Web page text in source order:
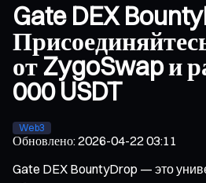
Gate DEX
от ZygoSwap и
000 USDT
Web3
Обновлено:2026-04-22 03:11
Gate DEX BountyDrop — это